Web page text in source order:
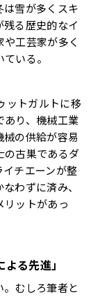
は雪が多くスキ
る歴史的なイ
工芸家が多く
いる。
ットガルトに移
あり、機械工業
の供給が容易
の古巣であるダ
チエーンが整
わずに済み、
リットがあっ
る先進」
むしろ筆者と